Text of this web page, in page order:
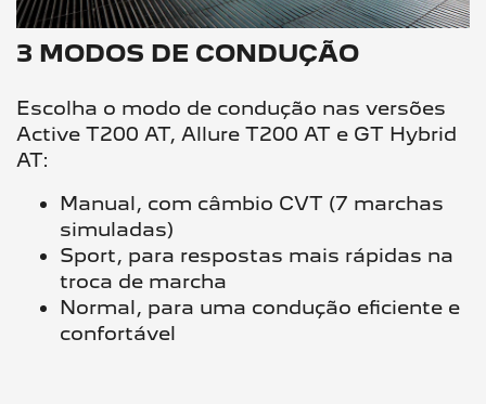
3 MODOS DE CONDUÇÃO
Escolha o modo de condução nas versões
Active T200 AT, Allure T200 AT e GT Hybrid
AT:​ ​
Manual, com câmbio CVT (7 marchas
simuladas)
Sport, para respostas mais rápidas na
troca de marcha
Normal, para uma condução eficiente e
confortável